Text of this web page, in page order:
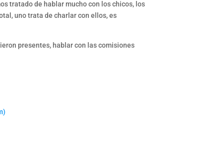
tratado de hablar mucho con los chicos, los
uno trata de charlar con ellos, es
presentes, hablar con las comisiones